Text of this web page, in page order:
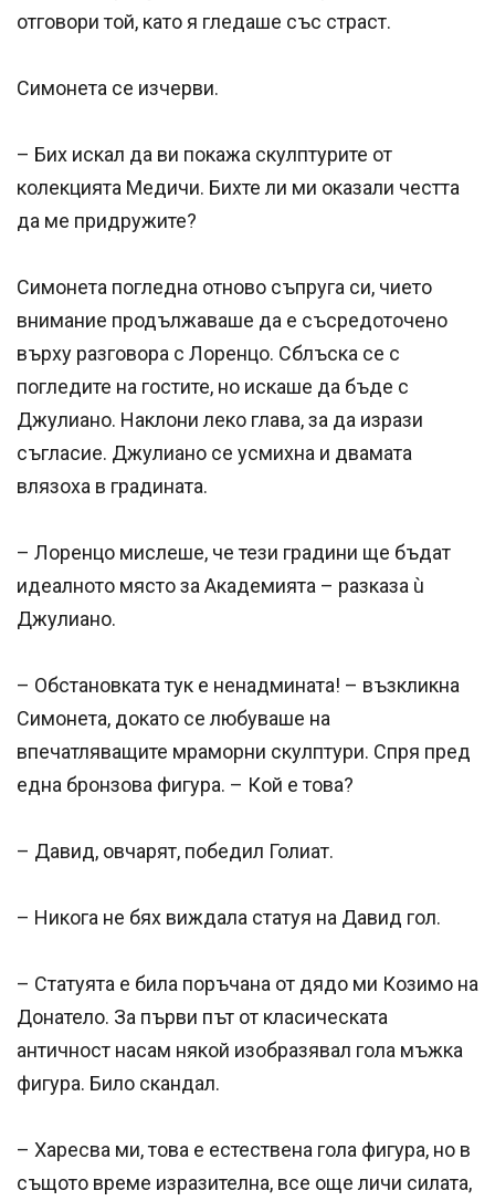
отговори той, като я гледаше със страст.
Симонета се изчерви.
– Бих искал да ви покажа скулптурите от
колекцията Медичи. Бихте ли ми оказали честта
да ме придружите?
Симонета погледна отново съпруга си, чието
внимание продължаваше да е съсредоточено
върху разговора с Лоренцо. Сблъска се с
погледите на гостите, но искаше да бъде с
Джулиано. Наклони леко глава, за да изрази
съгласие. Джулиано се усмихна и двамата
влязоха в градината.
– Лоренцо мислеше, че тези градини ще бъдат
идеалното място за Академията – разказа ù
Джулиано.
– Обстановката тук е ненадмината! – възкликна
Симонета, докато се любуваше на
впечатляващите мраморни скулптури. Спря пред
една бронзова фигура. – Кой е това?
– Давид, овчарят, победил Голиат.
– Никога не бях виждала статуя на Давид гол.
– Статуята е била поръчана от дядо ми Козимо на
Донатело. За първи път от класическата
античност насам някой изобразявал гола мъжка
фигура. Било скандал.
– Харесва ми, това е естествена гола фигура, но в
същото време изразителна, все още личи силата,